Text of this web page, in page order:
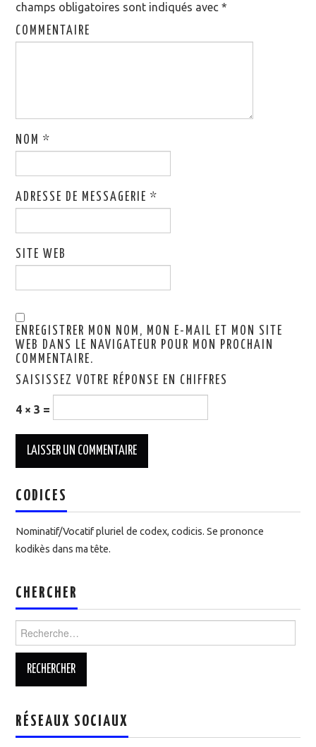
champs obligatoires sont indiqués avec*
COMMENTAIRE
NOM*
ADRESSE DE MESSAGERIE*
SITE WEB
ENREGISTRER MON NOM, MON E-MAIL ET MON SITE
WEB DANS LE NAVIGATEUR POUR MON PROCHAIN
COMMENTAIRE.
SAISISSEZ VOTRE RÉPONSE EN CHIFFRES
4 × 3 =
CODICES
Nominatif/Vocatif pluriel de codex, codicis. Se prononce
kodikès dans ma tête.
CHERCHER
Rechercher :
RÉSEAUX SOCIAUX